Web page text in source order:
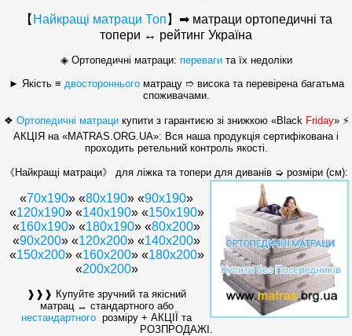
【 Найкращі матраци Топ 】 ➡ матраци ортопедичні та
топери ↔ рейтинг Україна
◈ Ортопедичні матраци: перевагита їх недоліки
► Якість ≡ двосторонньогоматрацу ➱ висока та перевірена багатьма
споживачами.
❖ Ортопедичні матрацикупити з гарантиєю зі знижкою «Black Friday» ⚡
АКЦІЯ на «MATRAS.ORG.UA»: Вся наша продукція сертифікована і
проходить ретельний контроль якості.
《Найкращі матраци》 для ліжка та топери для диванів ➭ розміри (см):
«70х190» «80х190» «90х190»
«120x190» «140х190» «150x190»
«160x190» «180x190» «80x200»
«90x200» «120x200» «140x200»
«150x200» «160х200» «180х200»
«200x200»
❱❱❱ Купуйте зручний та якісний
матрац ↔ стандартного або
нестандартного розміру + АКЦІЇ та
РОЗПРОДАЖІ.